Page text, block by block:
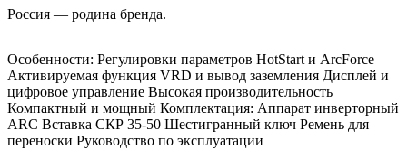
Россия — родина бренда.
Особенности: Регулировки параметров HotStart и ArcForce
Активируемая функция VRD и вывод заземления Дисплей и
цифровое управление Высокая производительность
Компактный и мощный Комплектация: Аппарат инверторный
ARC Вставка СКР 35-50 Шестигранный ключ Ремень для
переноски Руководство по эксплуатации